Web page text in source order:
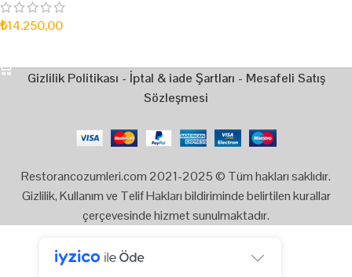
₺14.250,00
Gizlilik Politikası - İptal & iade Şartları - Mesafeli Satış
Sözleşmesi
Restorancozumleri.com 2021-2025 © Tüm hakları saklıdır.
Gizlilik, Kullanım ve Telif Hakları bildiriminde belirtilen kurallar
çerçevesinde hizmet sunulmaktadır.